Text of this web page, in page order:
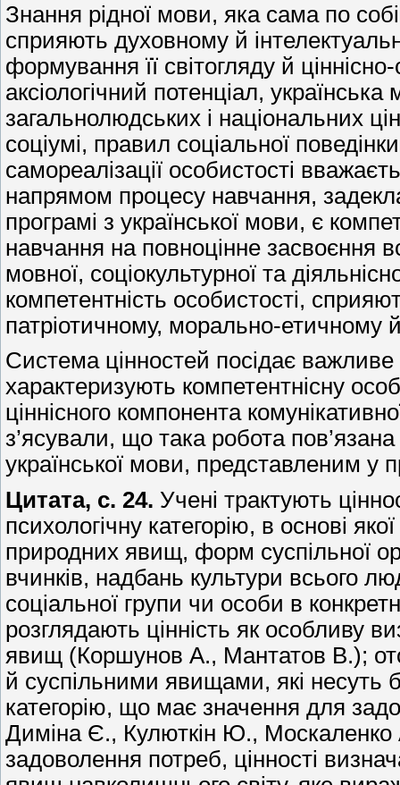
Знання рідної мови, яка сама по
сприяють духовному й
формування її світогляду й
аксіологічний потенціал,
загальнолюдських і національних
соціумі, правил соціальної
самореалізації особистості
напрямом процесу навчання,
програмі з української мови, є
навчання на повноцінне засвоєння
мовної, соціокультурної та
компетентність особистості,
патріотичному, морально-етичному
Система цінностей посідає важливе
характеризують компетентнісну
ціннісного компонента
з’ясували, що така робота
української мови, представленим у
Цитата, с. 24. Учені трактують
психологічну категорію, в основі
природних явищ, форм суспільної
вчинків, надбань культури всього
соціальної групи чи особи в
розглядають цінність як особливу
явищ (Коршунов А., Мантатов В.);
й суспільними явищами, які несуть
категорію, що має значення для
Диміна Є., Кулюткін Ю.,
задоволення потреб, цінності